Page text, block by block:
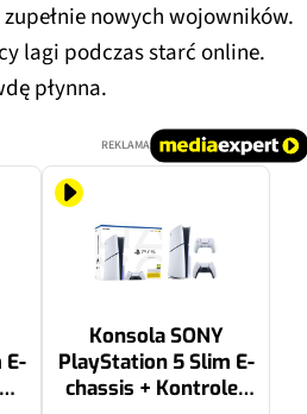
nowych wojowników.
lagi podczas starć online.
płynna.
REKLAMA
E-
Konsola SONY
PlayStation 5 Slim E-
chassis + Kontroler